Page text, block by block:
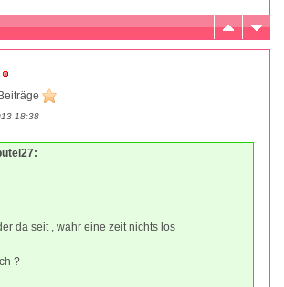
18:38
da seit , wahr eine zeit nichts los
?